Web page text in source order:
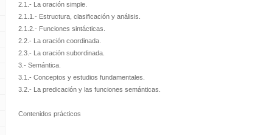
2.1.- La oración simple.
2.1.1.- Estructura, clasificación y análisis.
2.1.2.- Funciones sintácticas.
2.2.- La oración coordinada.
2.3.- La oración subordinada.
3.- Semántica.
3.1.- Conceptos y estudios fundamentales.
3.2.- La predicación y las funciones semánticas.
Contenidos prácticos